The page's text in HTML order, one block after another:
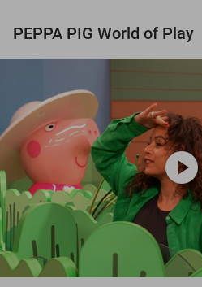
PEPPA PIG World of Play
play_circle